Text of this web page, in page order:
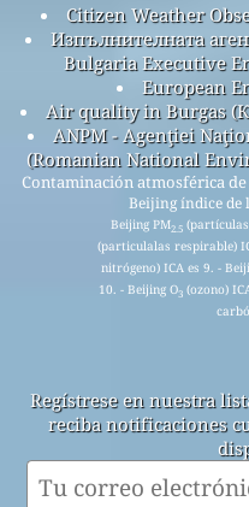
Citizen Weather
Изпълнителната
Bulgaria Executive
European
Air quality in Burgas
ANPM - Agenţiei
(Romanian National
Contaminación atmosférica de
Beijing índice de
Beijing PM2.5
(particulalas respirable)
nitrógeno) ICA es 9. -
10. - Beijing O3(ozono)
Regístrese en nuestra
reciba notificaciones